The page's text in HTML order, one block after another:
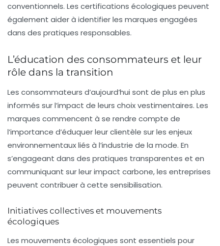
conventionnels. Les certifications écologiques peuvent
également aider à identifier les marques engagées
dans des pratiques responsables.
L’éducation des consommateurs et leur
rôle dans la transition
Les consommateurs d’aujourd’hui sont de plus en plus
informés sur l’impact de leurs choix vestimentaires. Les
marques commencent à se rendre compte de
l’importance d’éduquer leur clientèle sur les enjeux
environnementaux liés à l’industrie de la mode. En
s’engageant dans des pratiques transparentes et en
communiquant sur leur impact carbone, les entreprises
peuvent contribuer à cette sensibilisation.
Initiatives collectives et mouvements
écologiques
Les mouvements écologiques sont essentiels pour